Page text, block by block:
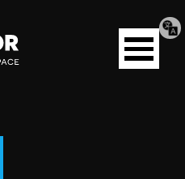
Open
menu